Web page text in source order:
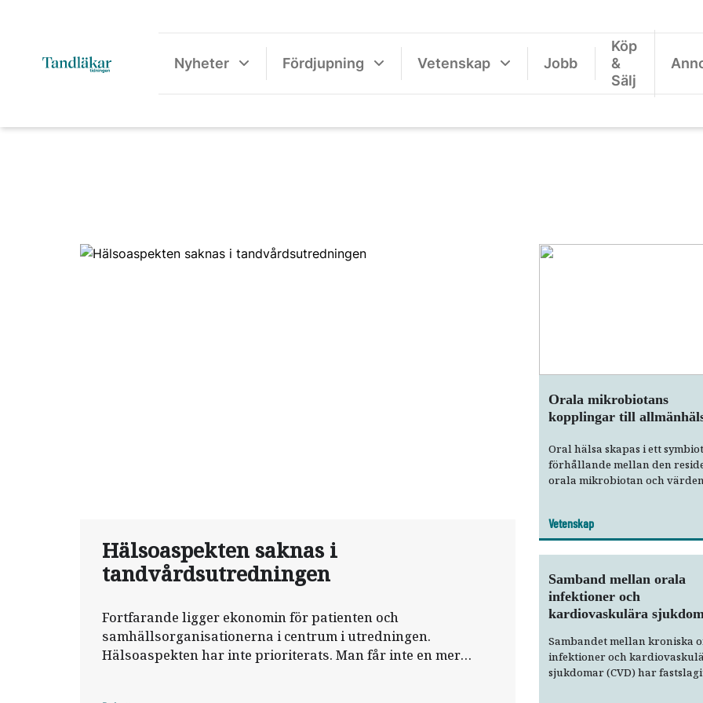
Nyheter Fördjupning Vetenskap Jobb
Köp
&
Sälj
Hälsoaspekten saknas i
tandvårdsutredningen
Fortfarande ligger ekonomin för patienten och
samhällsorganisationerna i centrum i utredningen.
Hälsoaspekten har inte prioriterats. Man får inte en mer
Orala mikrobiotans
kopplingar till
Oral hälsa skapas i ett
förhållande mellan den
orala mikrobiotan och
störningar kan leda till en
vilket anses vara ett
inslag i patogenesen för
och dental karies. Dysbios i den
orala mikrobiotan har också
kopplats till allmänsjukdomar
såsom kardiovaskulära
diabetes och cancer. Det är
tänkbart att ett symbiotiskt
förhållande mellan den orala
Vetenskap
Samband mellan orala
infektioner och
kardiovaskulära
Sambandet mellan kroniska
infektioner och
sjukdomar (CVD) har